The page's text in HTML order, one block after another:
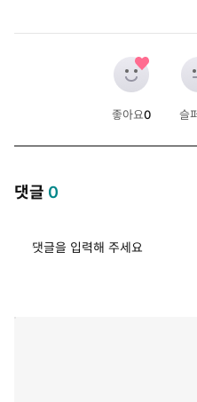
좋아요0
슬
댓글 0
댓글을 입력해 주세요